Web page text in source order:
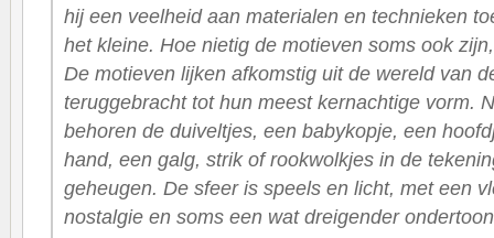
hij een veelheid aan materialen en technieken
het kleine. Hoe nietig de motieven soms ook
De motieven lijken afkomstig uit de wereld van
teruggebracht tot hun meest kernachtige vorm.
behoren de duiveltjes, een babykopje, een
hand, een galg, strik of rookwolkjes in de
geheugen. De sfeer is speels en licht, met een
nostalgie en soms een wat dreigender